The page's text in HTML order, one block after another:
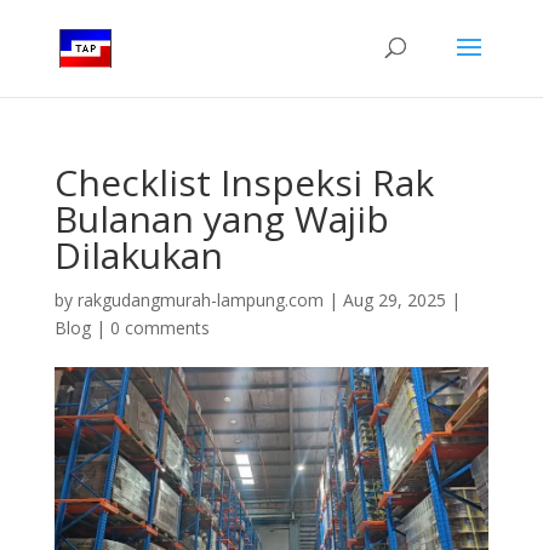
Checklist Inspeksi Rak
Bulanan yang Wajib
Dilakukan
by rakgudangmurah-lampung.com | Aug 29, 2025 |
Blog| 0 comments